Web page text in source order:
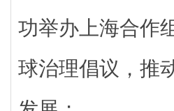
功举办上海合作
球治理倡议，推